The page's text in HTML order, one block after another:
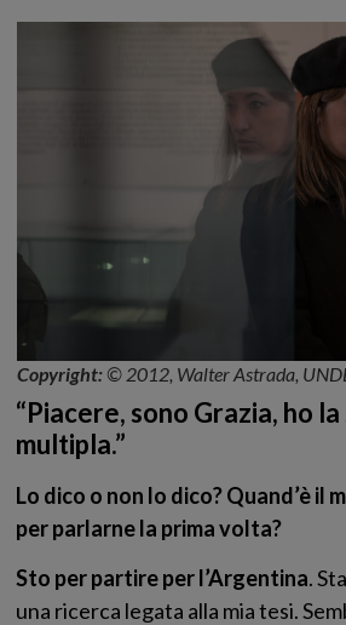
Copyright:© 2012, Walter Astrada,
“Piacere, sono Grazia, ho
multipla.”
Lo dico o non lo dico? Quand’è il
per parlarne la prima volta?
Sto per partire per l’Argentina.
una ricerca legata alla mia tesi.